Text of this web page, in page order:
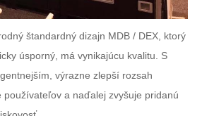
štandardný dizajn MDB / DEX, ktorý
úsporný, má vynikajúcu kvalitu. S
výrazne zlepší rozsah
používateľov a naďalej zvyšuje pridanú